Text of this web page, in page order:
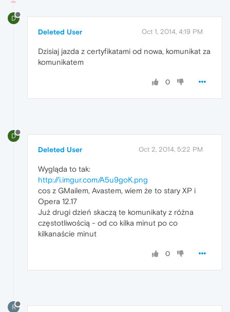
D
Deleted User Oct 1, 2014, 4:19 PM
Dzisiaj jazda z certyfikatami od nowa, komunikat za
komunikatem
0
D
Deleted User Oct 2, 2014, 5:22 PM
Wygląda to tak:
http://i.imgur.com/A5u9goK.png
cos z GMailem, Avastem, wiem że to stary XP i
Opera 12.17
Już drugi dzień skaczą te komunikaty z różna
częstotliwością - od co kilka minut po co
kilkanaście minut
0
R